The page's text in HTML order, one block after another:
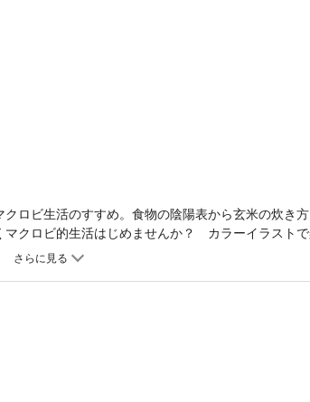
ロビ生活のすすめ。食物の陰陽表から玄米の炊き
マクロビ的生活はじめませんか？ カラーイラスト